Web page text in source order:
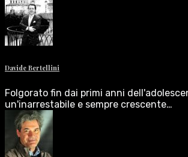
Davide Bertellini
Folgorato fin dai primi anni
un'inarrestabile e sempre crescente…